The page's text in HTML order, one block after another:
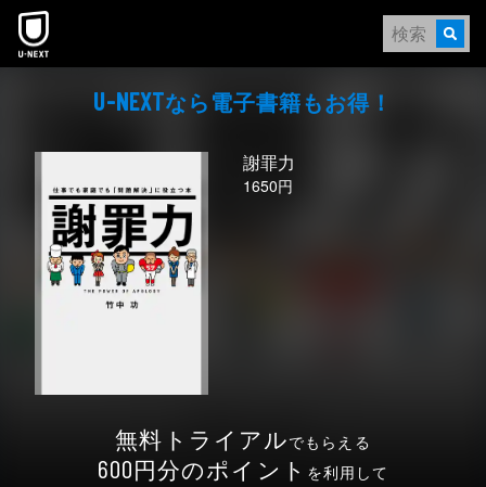
本文へスキップ
U-NEXTなら電⼦書籍もお得！
謝罪力
1650円
無料トライアルでもらえる
600円分のポイント を利用して